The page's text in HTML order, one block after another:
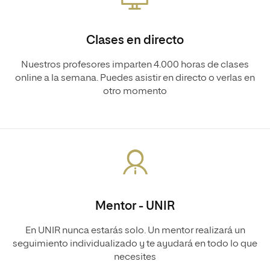
Clases en directo
Nuestros profesores imparten 4.000 horas de clases
online a la semana. Puedes asistir en directo o verlas en
otro momento
Mentor - UNIR
En UNIR nunca estarás solo. Un mentor realizará un
seguimiento individualizado y te ayudará en todo lo que
necesites